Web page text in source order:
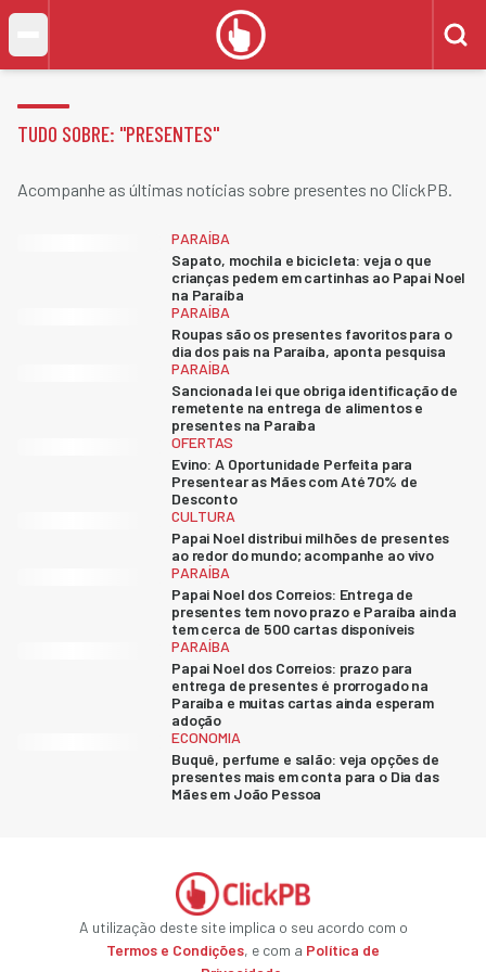
TUDO SOBRE: "PRESENTES"
Acompanhe as últimas notícias sobre presentes no ClickPB.
PARAÍBA
Sapato, mochila e bicicleta: veja o que
crianças pedem em cartinhas ao Papai Noel
na Paraíba
PARAÍBA
Roupas são os presentes favoritos para o
dia dos pais na Paraíba, aponta pesquisa
PARAÍBA
Sancionada lei que obriga identificação de
remetente na entrega de alimentos e
presentes na Paraíba
OFERTAS
Evino: A Oportunidade Perfeita para
Presentear as Mães com Até 70% de
Desconto
CULTURA
Papai Noel distribui milhões de presentes
ao redor do mundo; acompanhe ao vivo
PARAÍBA
Papai Noel dos Correios: Entrega de
presentes tem novo prazo e Paraíba ainda
tem cerca de 500 cartas disponíveis
PARAÍBA
Papai Noel dos Correios: prazo para
entrega de presentes é prorrogado na
Paraíba e muitas cartas ainda esperam
adoção
ECONOMIA
Buquê, perfume e salão: veja opções de
presentes mais em conta para o Dia das
Mães em João Pessoa
A utilização deste site implica o seu acordo com o
Termos e Condições, e com a Política de